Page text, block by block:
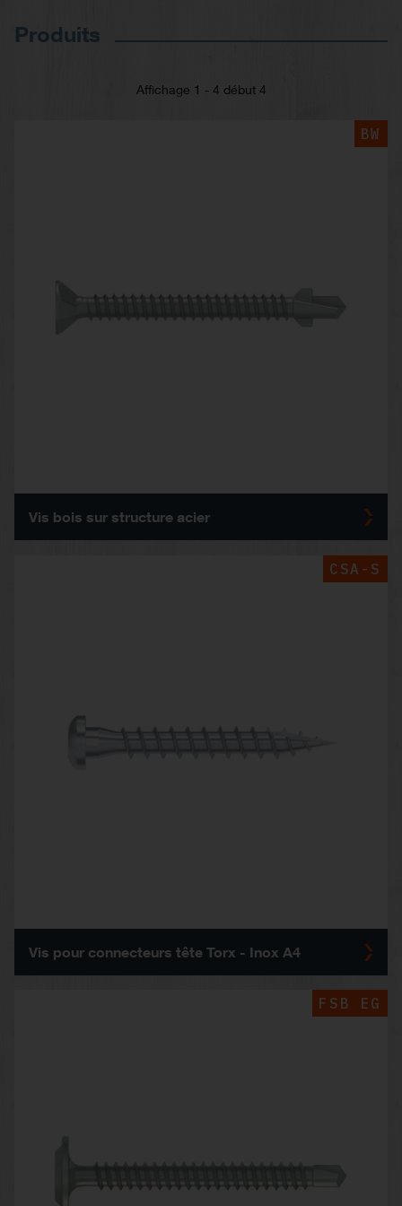
Produits
Affichage 1 - 4 début 4
BW
Vis bois sur structure acier
CSA-S
Vis pour connecteurs tête Torx - Inox A4
FSB EG